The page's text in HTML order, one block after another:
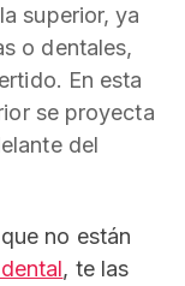
superior, ya
o dentales,
En esta
se proyecta
del
no están
, te las